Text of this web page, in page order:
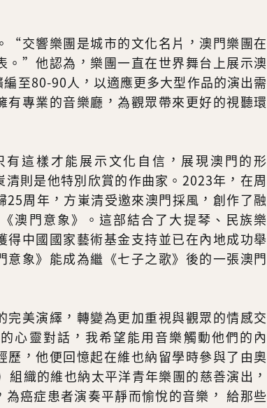
“交響樂團是城市的文化名片，澳門樂團在
。”他認為，樂團一直在世界舞台上展示澳
至80-90人，以適應更多大型作品的演出需
有專業的音樂廳，為觀眾帶來更好的視聽環
這樣才能展示文化自信，展現澳門的形
則是他特別欣賞的作曲家。2023年，在周
25周年，方崬清受邀來澳門採風，創作了融
澳門意象》。這部結合了大提琴、民族樂
得中國國家藝術基金支持並已在內地成功舉
意象》能成為繼《七子之歌》後的一張澳門
完美演繹，轉變為更加重視與觀眾的情感交
心靈對話，我希望能用音樂觸動他們的內
，他便回憶起在維也納留學時參與了由奧
織的維也納太平洋青年樂團的慈善演出，
癌症患者演奏平靜而愉悅的音樂， 給那些